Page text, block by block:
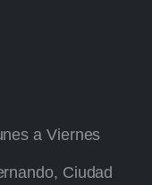
a Viernes
Ciudad